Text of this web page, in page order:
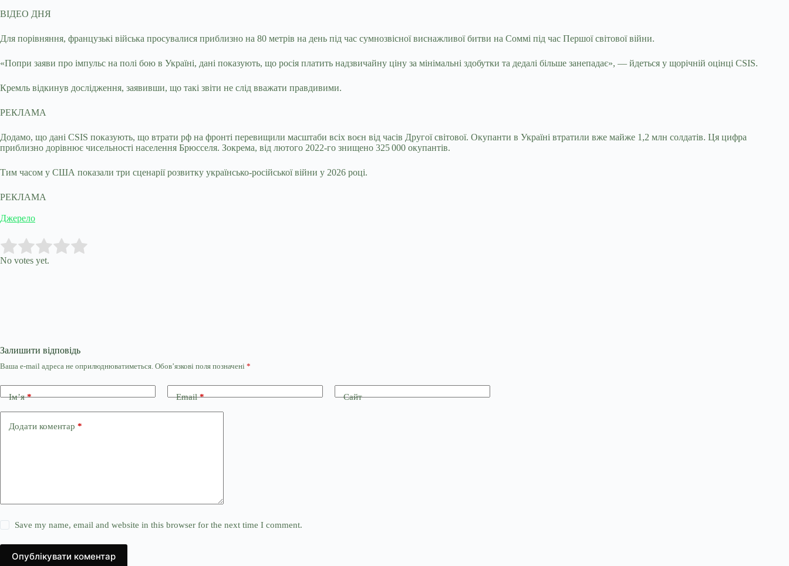
ВІДЕО ДНЯ
Для порівняння, французькі війська просувалися приблизно на 80 метрів на день під час сумнозвісної виснажливої ​​битви на Соммі під час Першої світової війни.
«Попри заяви про імпульс на полі бою в Україні, дані показують, що росія платить надзвичайну ціну за мінімальні здобутки та дедалі більше занепадає», — йдеться у щорічній оцінці CSIS.
Кремль відкинув дослідження, заявивши, що такі звіти не слід вважати правдивими.
РЕКЛАМА
Додамо, що дані CSIS показують, що втрати рф на фронті перевищили масштаби всіх воєн від часів Другої світової. Окупанти в Україні втратили вже майже 1,2 млн солдатів. Ця цифра
приблизно дорівнює чисельності населення Брюсселя. Зокрема, від лютого 2022-го знищено 325 000 окупантів.
Тим часом у США показали три сценарії розвитку українсько-російської війни у 2026 році.
РЕКЛАМА
Джерело
Rate this item:
No votes yet.
Залишити відповідь
Ваша e-mail адреса не оприлюднюватиметься. Обов’язкові поля позначені *
Ім’я* Email* Сайт
Додати коментар *
Save my name, email and website in this browser for the next time I comment.
Опублікувати коментар